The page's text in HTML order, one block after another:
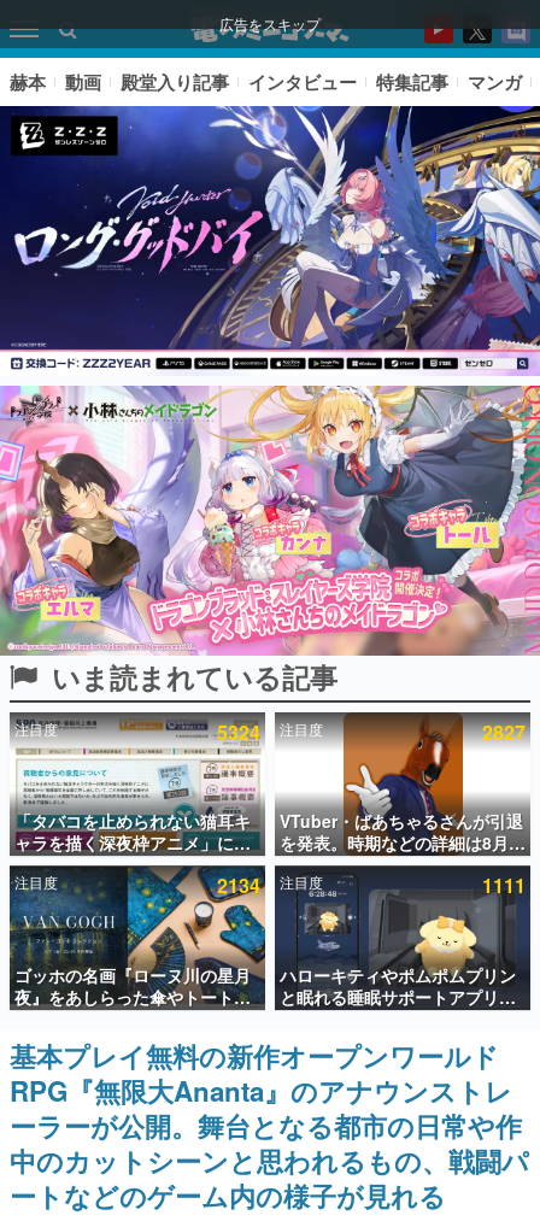
広告をスキップ
ピックアップ
電ファミのいま読まれている記事ランキング
アプリセール情報
インタビュー
連載・特集一覧
殿堂入り記事
SNS拡散数が数千以上！ ページビュー数万以上！ などな
ど。多くの人々に読まれた、電ファミ渾身の“殿堂入り”記
事をまとめました。
ゲームの企画書
名作ゲームクリエイターの方々に製作時のエピソードをお
聞きし、ヒットする企画（ゲーム）とは何か？を探ってい
きます。
赫本
この物語を解いてはいけない。『赫本』は、〈試験問題〉
の形をした短編ホラー小説集です。
新世代に訊く
これからのデジタルゲーム市場を担う若きクリエイター達
の姿を追い、彼らのルーツと情熱を探っていきます。
ゲーム世代の作家たち
ゲームに多大な影響を受けた作家さんに取材し、ゲームが
日本のコンテンツ産業やカルチャーに与えた影響を探る企
画です。
日本モバイルゲーム産業史
日本のモバイルゲーム史における主要なトピック・タイト
ルを網羅するほか、開発者へのインタビューや識者による
解説を掲載。約20年の歴史が一望できる決定版！
赫本 動画 殿堂入り記事 インタビュー 特集記事 マンガ
いま読まれている記事
注目度 5324
「タバコを止められない猫耳キ
ャラを描く深夜枠アニメ」に視
聴者の一部から批判意見。違法
薬物の使用と思しき描写も含め
て、BPOが議論を交わす
注目度 2827
VTuber・ばあちゃるさんが引退
を発表。時期などの詳細は8月9
日15時からの配信で説明
注目度 2134
ゴッホの名画『ローヌ川の星月
夜』をあしらった傘やトートバ
ッグなどが登場。8月7日21時よ
り2日間限定で予約販売
注目度 1111
ハローキティやポムポムプリン
と眠れる睡眠サポートアプリ
『ゆめたび』が配信中。キャラ
ごとのASMRや目覚ましアラー
ムも搭載
基本プレイ無料の新作オープンワールド
RPG『無限大Ananta』のアナウンストレ
ーラーが公開。舞台となる都市の日常や作
中のカットシーンと思われるもの、戦闘パ
ートなどのゲーム内の様子が見れる